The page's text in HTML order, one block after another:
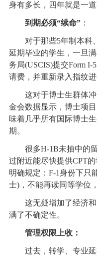
身有多长，四年就是一道
到期必须“续命”：
对于那些5年制本科、
延期毕业的学生，一旦
务局(USCIS)提交Form I-
请费，并重新录入指纹进
这对于博士生群体冲
金会数据显示，博士项
味着几乎所有国际博士
期。
很多H-1B未抽中的
过附近能尽快提供CPT
明确规定：F-1身份下
士)，不能再读同等学位
这无疑增加了经济和
满了不确定性。
管理权限上收：
过去，转学、专业延